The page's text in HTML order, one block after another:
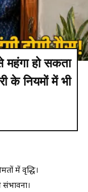
हो सकता
के नियमों में भी
में वृद्धि।